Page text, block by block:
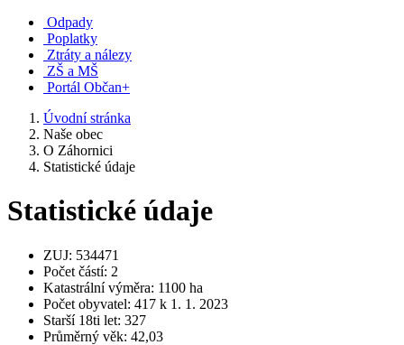
Odpady
Poplatky
Ztráty a nálezy
ZŠ a MŠ
Portál Občan+
Úvodní stránka
Naše obec
O Záhornici
Statistické údaje
Statistické údaje
ZUJ: 534471
Počet částí: 2
Katastrální výměra: 1100 ha
Počet obyvatel: 417 k 1. 1. 2023
Starší 18ti let: 327
Průměrný věk: 42,03